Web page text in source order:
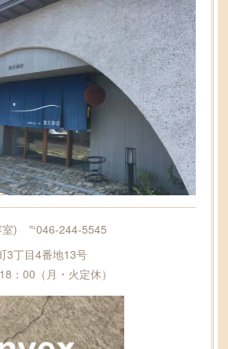
室) ℡046-244-5545
3丁目4番地13号
：00（月・火定休）